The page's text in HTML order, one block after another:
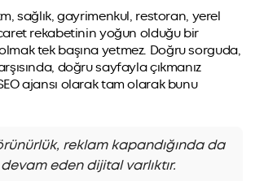
sağlık, gayrimenkul, restoran, yerel
rekabetinin yoğun olduğu bir
tek başına yetmez. Doğru sorguda,
doğru sayfayla çıkmanız
ajansı olarak tam olarak bunu
reklam kapandığında da
eden dijital varlıktır.